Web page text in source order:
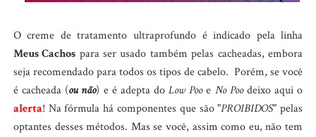
O creme de tratamento ultraprofundo é indicado pela linha
Meus Cachos para ser usado também pelas cacheadas, embora
seja recomendado para todos os tipos de cabelo. Porém, se você
é cacheada (ou não) e é adepta doLow Pooe No Poodeixo aqui o
alerta! Na fórmula há componentes que são "PROIBIDOS" pelas
optantes desses métodos. Mas se você, assim como eu, não tem